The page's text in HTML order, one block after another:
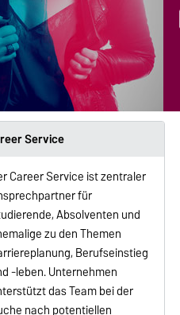
Service
Career Service ist zentraler
für
Absolventen und
zu den Themen
Berufseinstieg
-leben. Unternehmen
das Team bei der
nach potentiellen